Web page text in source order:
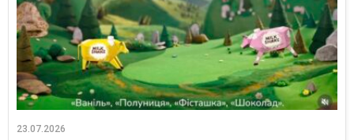
23.07.2026